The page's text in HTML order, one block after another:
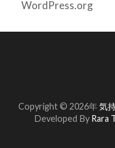
WordPress.org
Copyright © 2026年気
Developed By Rara